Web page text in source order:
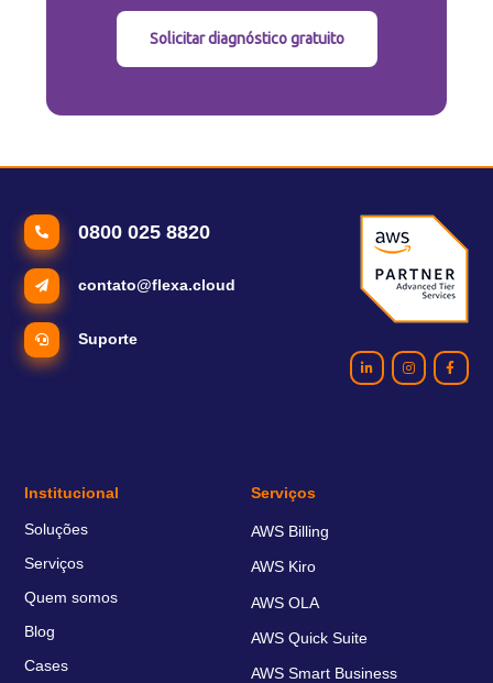
Solicitar diagnóstico gratuito
0800 025 8820
contato@flexa.cloud
Suporte
Institucional
Soluções
Serviços
Quem somos
Blog
Cases
Serviços
AWS Billing
AWS Kiro
AWS OLA
AWS Quick Suite
AWS Smart Business